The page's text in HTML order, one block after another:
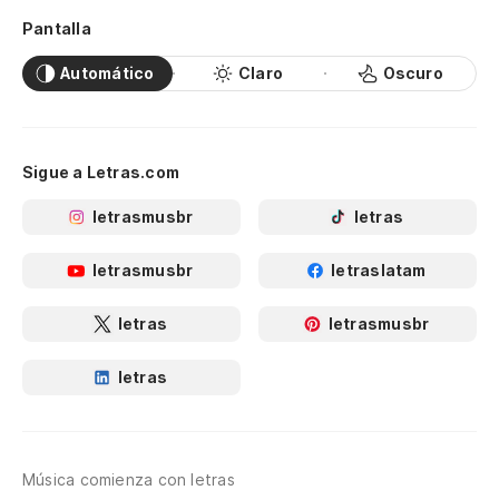
Pantalla
Automático Claro Oscuro
Sigue a Letras.com
letrasmusbr letras
letrasmusbr letraslatam
letras letrasmusbr
letras
Música comienza con letras